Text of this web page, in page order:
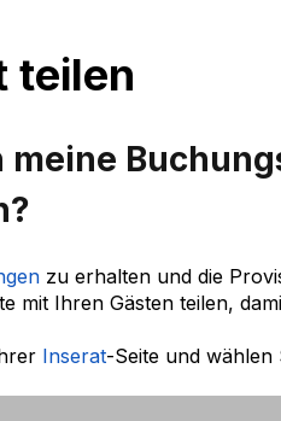
teilen
meine
zu erhalten und die
mit Ihren Gästen teilen,
Inserat-Seite und wählen